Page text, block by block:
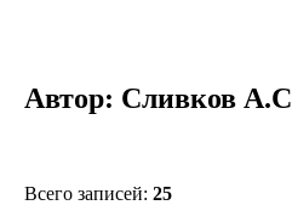
Автор: Сливков
Всего записей: 25